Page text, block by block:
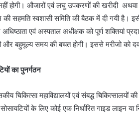
होगी। औजारों एवं लघु उपकरणों की खरीदी
सहमति स्वशासी समिति की बैठक में दी गयी है।
अधिष्ठाता एवं अस्पताल अधीक्षक को पूर्ण शक्तियां
और बहुमूल्य समय की बचत होगी। इससे मरीजो को
का पुनर्गठन
चिकित्सा महाविद्यालयों एवं संबद्ध
के लिए कोई एक निर्धारित गाइड लाइन